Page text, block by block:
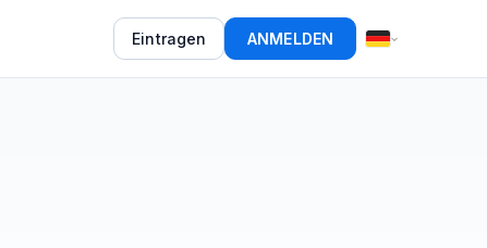
Eintragen ANMELDEN